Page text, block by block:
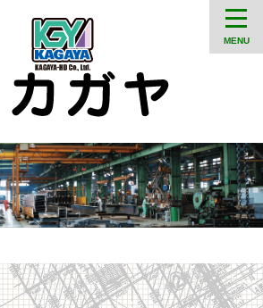
MENU